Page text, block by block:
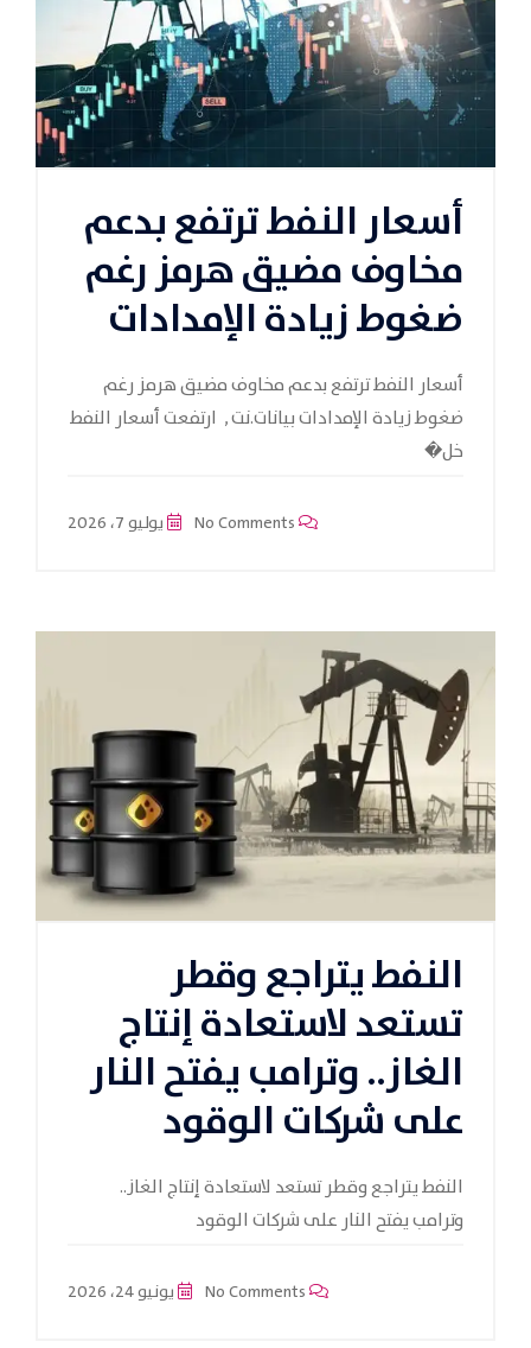
أسعار النفط ترتفع بدعم
مخاوف مضيق هرمز رغم
ضغوط زيادة الإمدادات
أسعار النفط ترتفع بدعم مخاوف مضيق هرمز رغم
ضغوط زيادة الإمدادات بيانات.نت , ارتفعت أسعار النفط
خل�
يوليو 7، 2026
النفط يتراجع وقطر
تستعد لاستعادة إنتاج
الغاز.. وترامب يفتح النار
على شركات الوقود
النفط يتراجع وقطر تستعد لاستعادة إنتاج الغاز..
وترامب يفتح النار على شركات الوقود
يونيو 24، 2026